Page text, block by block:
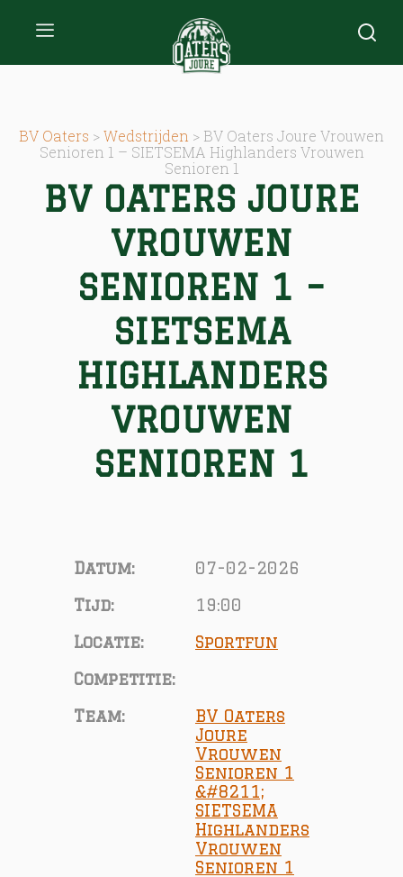
BV Oaters >Wedstrijden > BV Oaters Joure Vrouwen
Senioren 1 – SIETSEMA Highlanders Vrouwen
Senioren 1
BV OATERS JOURE
VROUWEN
SENIOREN 1 –
SIETSEMA
HIGHLANDERS
VROUWEN
SENIOREN 1
Datum: 07-02-2026
Tijd: 19:00
Locatie: Sportfun
Competitie:
Team:
BV Oaters
Joure
Vrouwen
Senioren 1
&#8211;
SIETSEMA
Highlanders
Vrouwen
Senioren 1